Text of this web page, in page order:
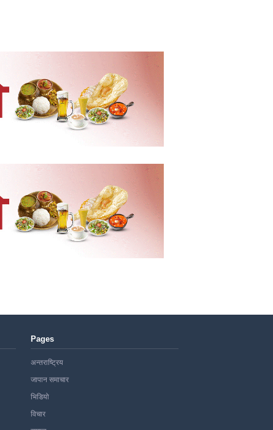
Pages
अन्तराष्ट्रिय
जापान समाचार
भिडियो
विचार